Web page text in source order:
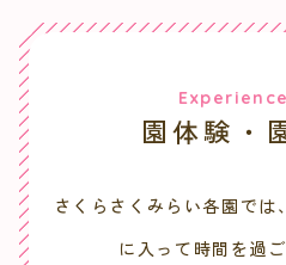
園体験・
さくらさくみらい各園で
に入って時間を過